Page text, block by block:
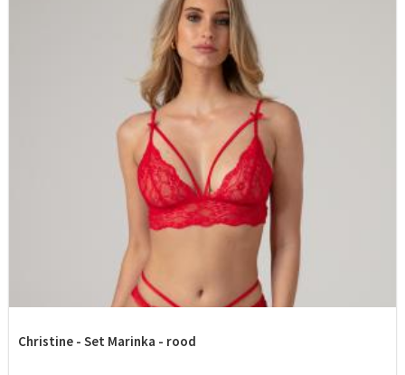
Christine - Set Marinka - rood